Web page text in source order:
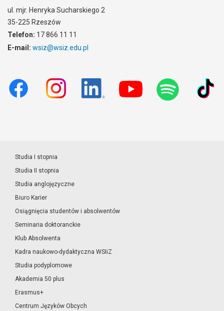
ul. mjr. Henryka Sucharskiego 2
35-225 Rzeszów
Telefon: 17 866 11 11
E-mail: wsiz@wsiz.edu.pl
Studia I stopnia
Studia II stopnia
Studia anglojęzyczne
Biuro Karier
Osiągnięcia studentów i absolwentów
Seminaria doktoranckie
Klub Absolwenta
Kadra naukowo-dydaktyczna WSIiZ
Studia podyplomowe
Akademia 50 plus
Erasmus+
Centrum Języków Obcych